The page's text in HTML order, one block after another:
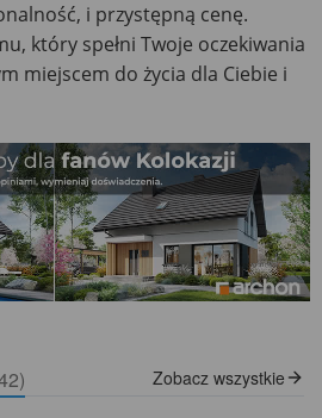
i przystępną cenę.
który spełni Twoje oczekiwania
miejscem do życia dla Ciebie i
Zobacz wszystkie